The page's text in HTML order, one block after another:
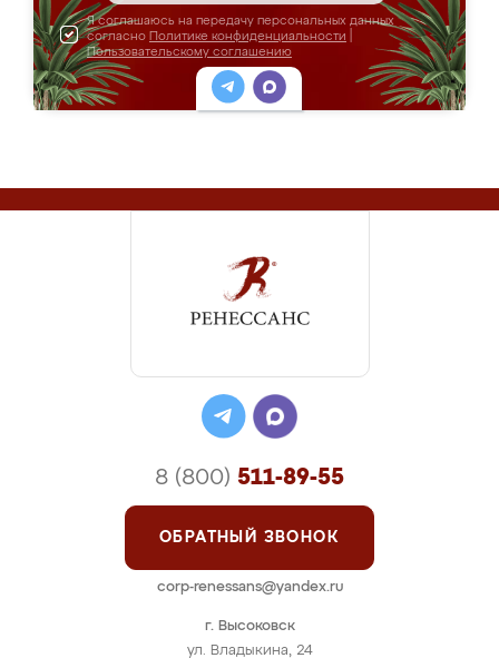
Я соглашаюсь на передачу персональных данных
согласно Политике конфиденциальности
Пользовательскому соглашению
г. Высоковск
ул. Владыкина, 24
8 (800) 511-89-55
ОБРАТНЫЙ ЗВОНОК
corp-renessans@yandex.ru